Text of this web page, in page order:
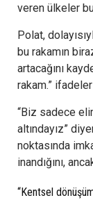
veren ülkeler
Polat,
bu rakamın
artacağını
rakam.”
“Biz sadece
altındayız”
noktasında
inandığını,
“Kentsel